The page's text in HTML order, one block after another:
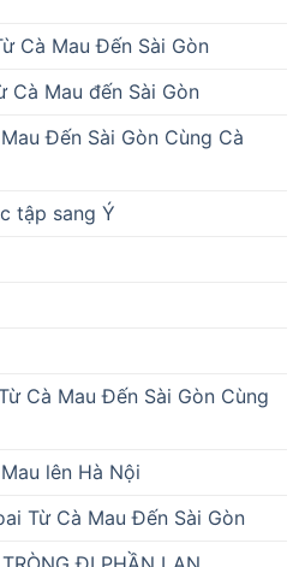
Cà Mau Đến Sài Gòn
Cà Mau đến Sài Gòn
Đến Sài Gòn Cùng Cà
tập sang Ý
Cà Mau Đến Sài Gòn Cùng
lên Hà Nội
Từ Cà Mau Đến Sài Gòn